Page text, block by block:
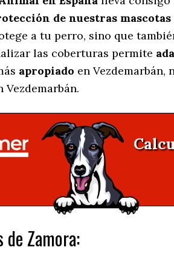
de nuestras mascotas
a tu perro, sino que
las coberturas permite
apropiado en Vezdemarbán,
de Zamora: